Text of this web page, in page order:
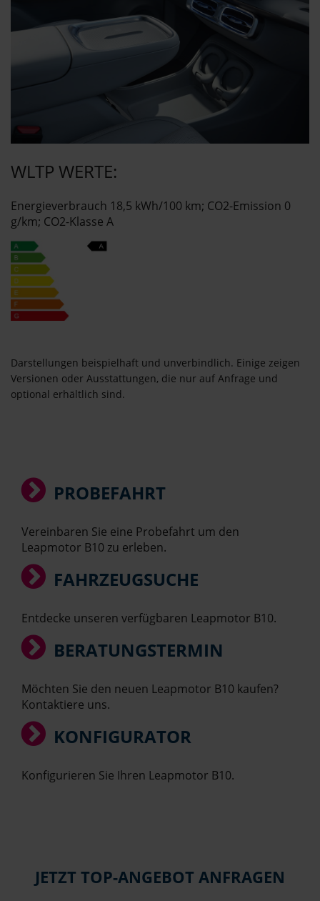
WLTP WERTE:
Energieverbrauch 18,5 kWh/100 km; CO2-Emission 0
g/km; CO2-Klasse A
Darstellungen beispielhaft und unverbindlich. Einige zeigen
Versionen oder Ausstattungen, die nur auf Anfrage und
optional erhältlich sind.
PROBEFAHRT
Vereinbaren Sie eine Probefahrt um den
Leapmotor B10 zu erleben.
FAHRZEUGSUCHE
Entdecke unseren verfügbaren Leapmotor B10.
BERATUNGSTERMIN
Möchten Sie den neuen Leapmotor B10 kaufen?
Kontaktiere uns.
KONFIGURATOR
Konfigurieren Sie Ihren Leapmotor B10.
JETZT TOP-ANGEBOT ANFRAGEN